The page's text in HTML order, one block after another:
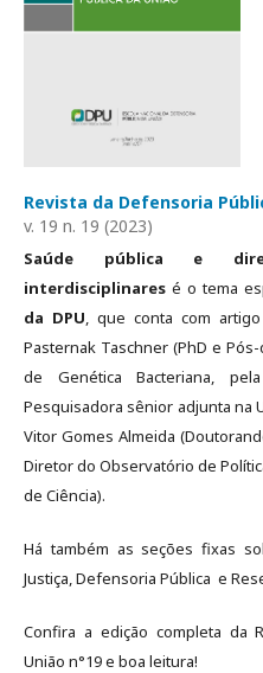
Revista da Defensoria
v. 19 n. 19 (2023)
Saúde pública e
interdisciplinaresé o tema
da DPU, que conta com
Pasternak Taschner (PhD e
de Genética Bacteriana,
Pesquisadora sênior adjunta na
Vitor Gomes Almeida
Diretor do Observatório de
de Ciência).
Há também as seções fixas
Justiça, Defensoria Pública e
Confira a edição completa da
União n°19 e boa leitura!